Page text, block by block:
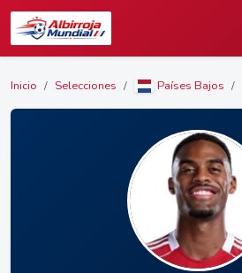
Inicio Selecciones Países Bajos